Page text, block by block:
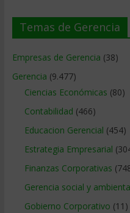
Temas de Gerencia
Empresas de Gerencia (38)
Gerencia (9.477)
Ciencias Económicas (80)
Contabilidad (466)
Educacion Gerencial (454)
Estrategia Empresarial
Finanzas Corporativas
Gerencia social y
Gobierno Corporativo (11)